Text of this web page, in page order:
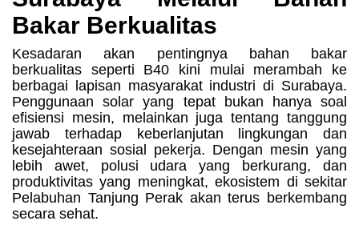
Bakar Berkualitas
Kesadaran akan pentingnya bahan bakar
berkualitas seperti B40 kini mulai merambah ke
berbagai lapisan masyarakat industri di Surabaya.
Penggunaan solar yang tepat bukan hanya soal
efisiensi mesin, melainkan juga tentang tanggung
jawab terhadap keberlanjutan lingkungan dan
kesejahteraan sosial pekerja. Dengan mesin yang
lebih awet, polusi udara yang berkurang, dan
produktivitas yang meningkat, ekosistem di sekitar
Pelabuhan Tanjung Perak akan terus berkembang
secara sehat.